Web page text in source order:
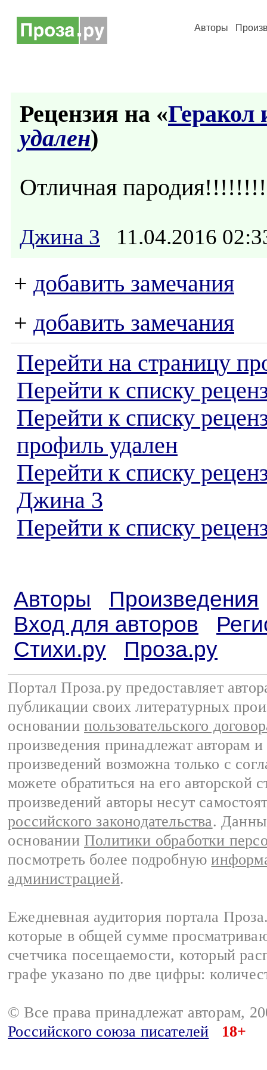
Авторы
Рецензия на «Геракол
удален)
Отличная
Джина 3 11.04.2016
+ добавить замечания
+ добавить замечания
Перейти на страницу
Перейти к списку
Перейти к списку
профиль удален
Перейти к списку
Джина 3
Перейти к списку
Авторы
Произведения
Вход для авторов
Стихи.ру
Проза.ру
Портал Проза.ру предоставляет
публикации своих литературных
основании пользовательского
произведения принадлежат авторам
произведений возможна только с
можете обратиться на его авторской
произведений авторы несут
российского законодательства.
основании Политики обработки
посмотреть более подробную
администрацией.
Ежедневная аудитория портала
которые в общей сумме
счетчика посещаемости, который
графе указано по две цифры:
© Все права принадлежат авторам,
Российского союза писателей
18+